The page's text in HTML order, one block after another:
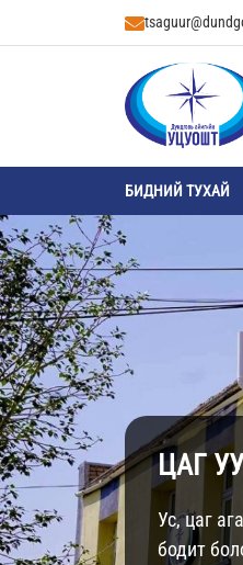
БИДНИЙ ТУХАЙ
ЦАГ
Ус, цаг
бодит